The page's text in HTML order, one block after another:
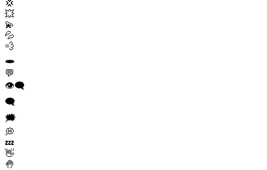
💢
💥
💫
💦
💨
🕳️
💬
👁️‍🗨️
🗨️
🗯️
💭
💤
👋
🤚